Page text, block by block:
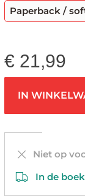
Paperback /
€ 21,99
IN
Niet op
In de